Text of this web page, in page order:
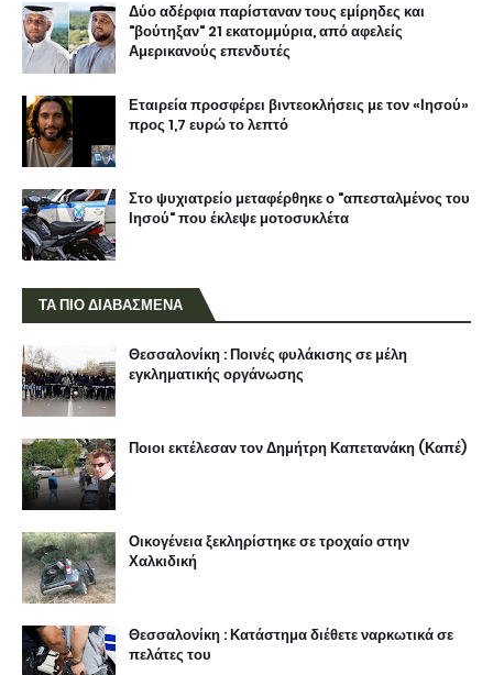
Δύο αδέρφια παρίσταναν τους εμίρηδες και
"βούτηξαν" 21 εκατομμύρια, από αφελείς
Αμερικανούς επενδυτές
Εταιρεία προσφέρει βιντεοκλήσεις με τον «Ιησού»
προς 1,7 ευρώ το λεπτό
Στο ψυχιατρείο μεταφέρθηκε ο "απεσταλμένος του
Ιησού" που έκλεψε μοτοσυκλέτα
ΤΑ ΠΙΟ ΔΙΑΒΑΣΜΕΝΑ
Θεσσαλονίκη : Ποινές φυλάκισης σε μέλη
εγκληματικής οργάνωσης
Ποιοι εκτέλεσαν τον Δημήτρη Καπετανάκη (Καπέ)
Οικογένεια ξεκληρίστηκε σε τροχαίο στην
Χαλκιδική
Θεσσαλονίκη : Κατάστημα διέθετε ναρκωτικά σε
πελάτες του